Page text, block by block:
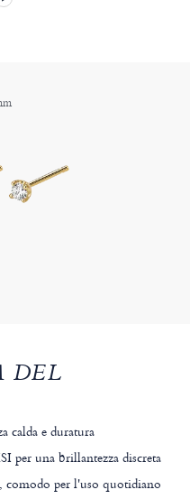
DEL
calda e duratura
per una brillantezza discreta
comodo per l'uso quotidiano